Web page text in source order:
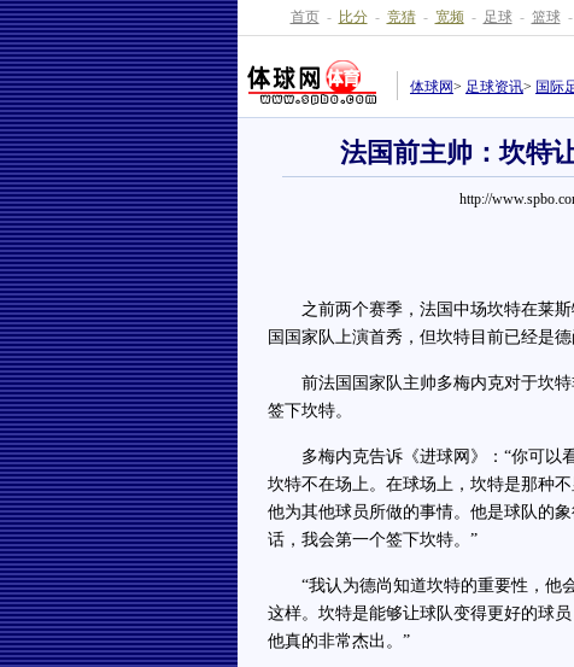
首页 - 比分 - 竞猜 - 宽频 - 足球 - 篮球 -
体球网> 足球资讯> 国际
法国前主帅：坎特
http://
之前两个赛季，法国中场坎特在莱斯
国国家队上演首秀，但坎特目前已经是
前法国国家队主帅多梅内克对于坎特
签下坎特。
多梅内克告诉《进球网》：“你可以
坎特不在场上。在球场上，坎特是那种
他为其他球员所做的事情。他是球队的
话，我会第一个签下坎特。”
“我认为德尚知道坎特的重要性，他
这样。坎特是能够让球队变得更好的球
他真的非常杰出。”